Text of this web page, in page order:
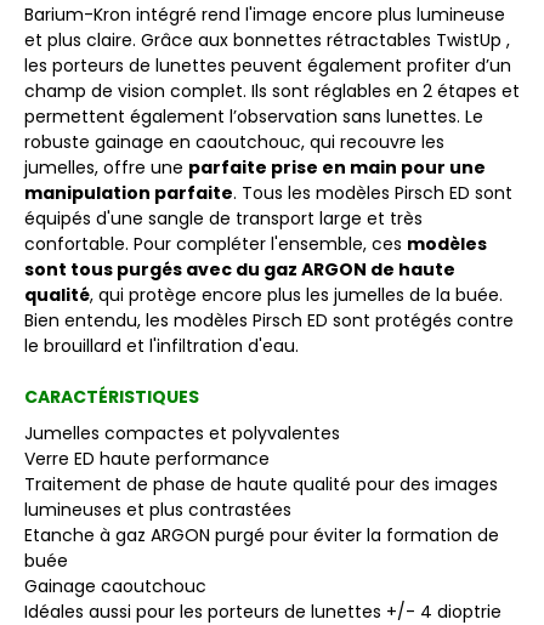
Barium-Kron intégré rend l'image encore plus lumineuse
et plus claire. Grâce aux bonnettes rétractables TwistUp ,
les porteurs de lunettes peuvent également profiter d’un
champ de vision complet. Ils sont réglables en 2 étapes et
permettent également l’observation sans lunettes. Le
robuste gainage en caoutchouc, qui recouvre les
jumelles, offre une parfaite prise en main pour une
manipulation parfaite. Tous les modèles Pirsch ED sont
équipés d'une sangle de transport large et très
confortable. Pour compléter l'ensemble, ces modèles
sont tous purgés avec du gaz ARGON de haute
qualité, qui protège encore plus les jumelles de la buée.
Bien entendu, les modèles Pirsch ED sont protégés contre
le brouillard et l'infiltration d'eau.
CARACTÉRISTIQUES
Jumelles compactes et polyvalentes
Verre ED haute performance
Traitement de phase de haute qualité pour des images
lumineuses et plus contrastées
Etanche à gaz ARGON purgé pour éviter la formation de
buée
Gainage caoutchouc
Idéales aussi pour les porteurs de lunettes +/- 4 dioptrie